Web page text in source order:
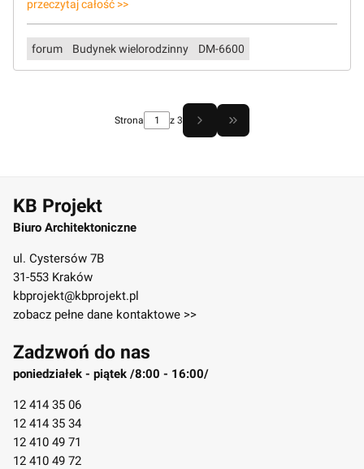
przeczytaj całość >>
forum Budynek wielorodzinny DM-6600
Strona z 3
Przejdź do ostatniej
KB Projekt
Biuro Architektoniczne
ul. Cystersów 7B
31-553 Kraków
kbprojekt@kbprojekt.pl
zobacz pełne dane kontaktowe >>
Zadzwoń do nas
poniedziałek - piątek /8:00 - 16:00/
12 414 35 06
12 414 35 34
12 410 49 71
12 410 49 72